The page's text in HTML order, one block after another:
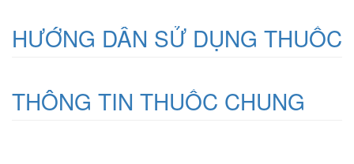
HƯỚNG DẪN SỬ DỤNG THUỐC
THÔNG TIN THUỐC CHUNG